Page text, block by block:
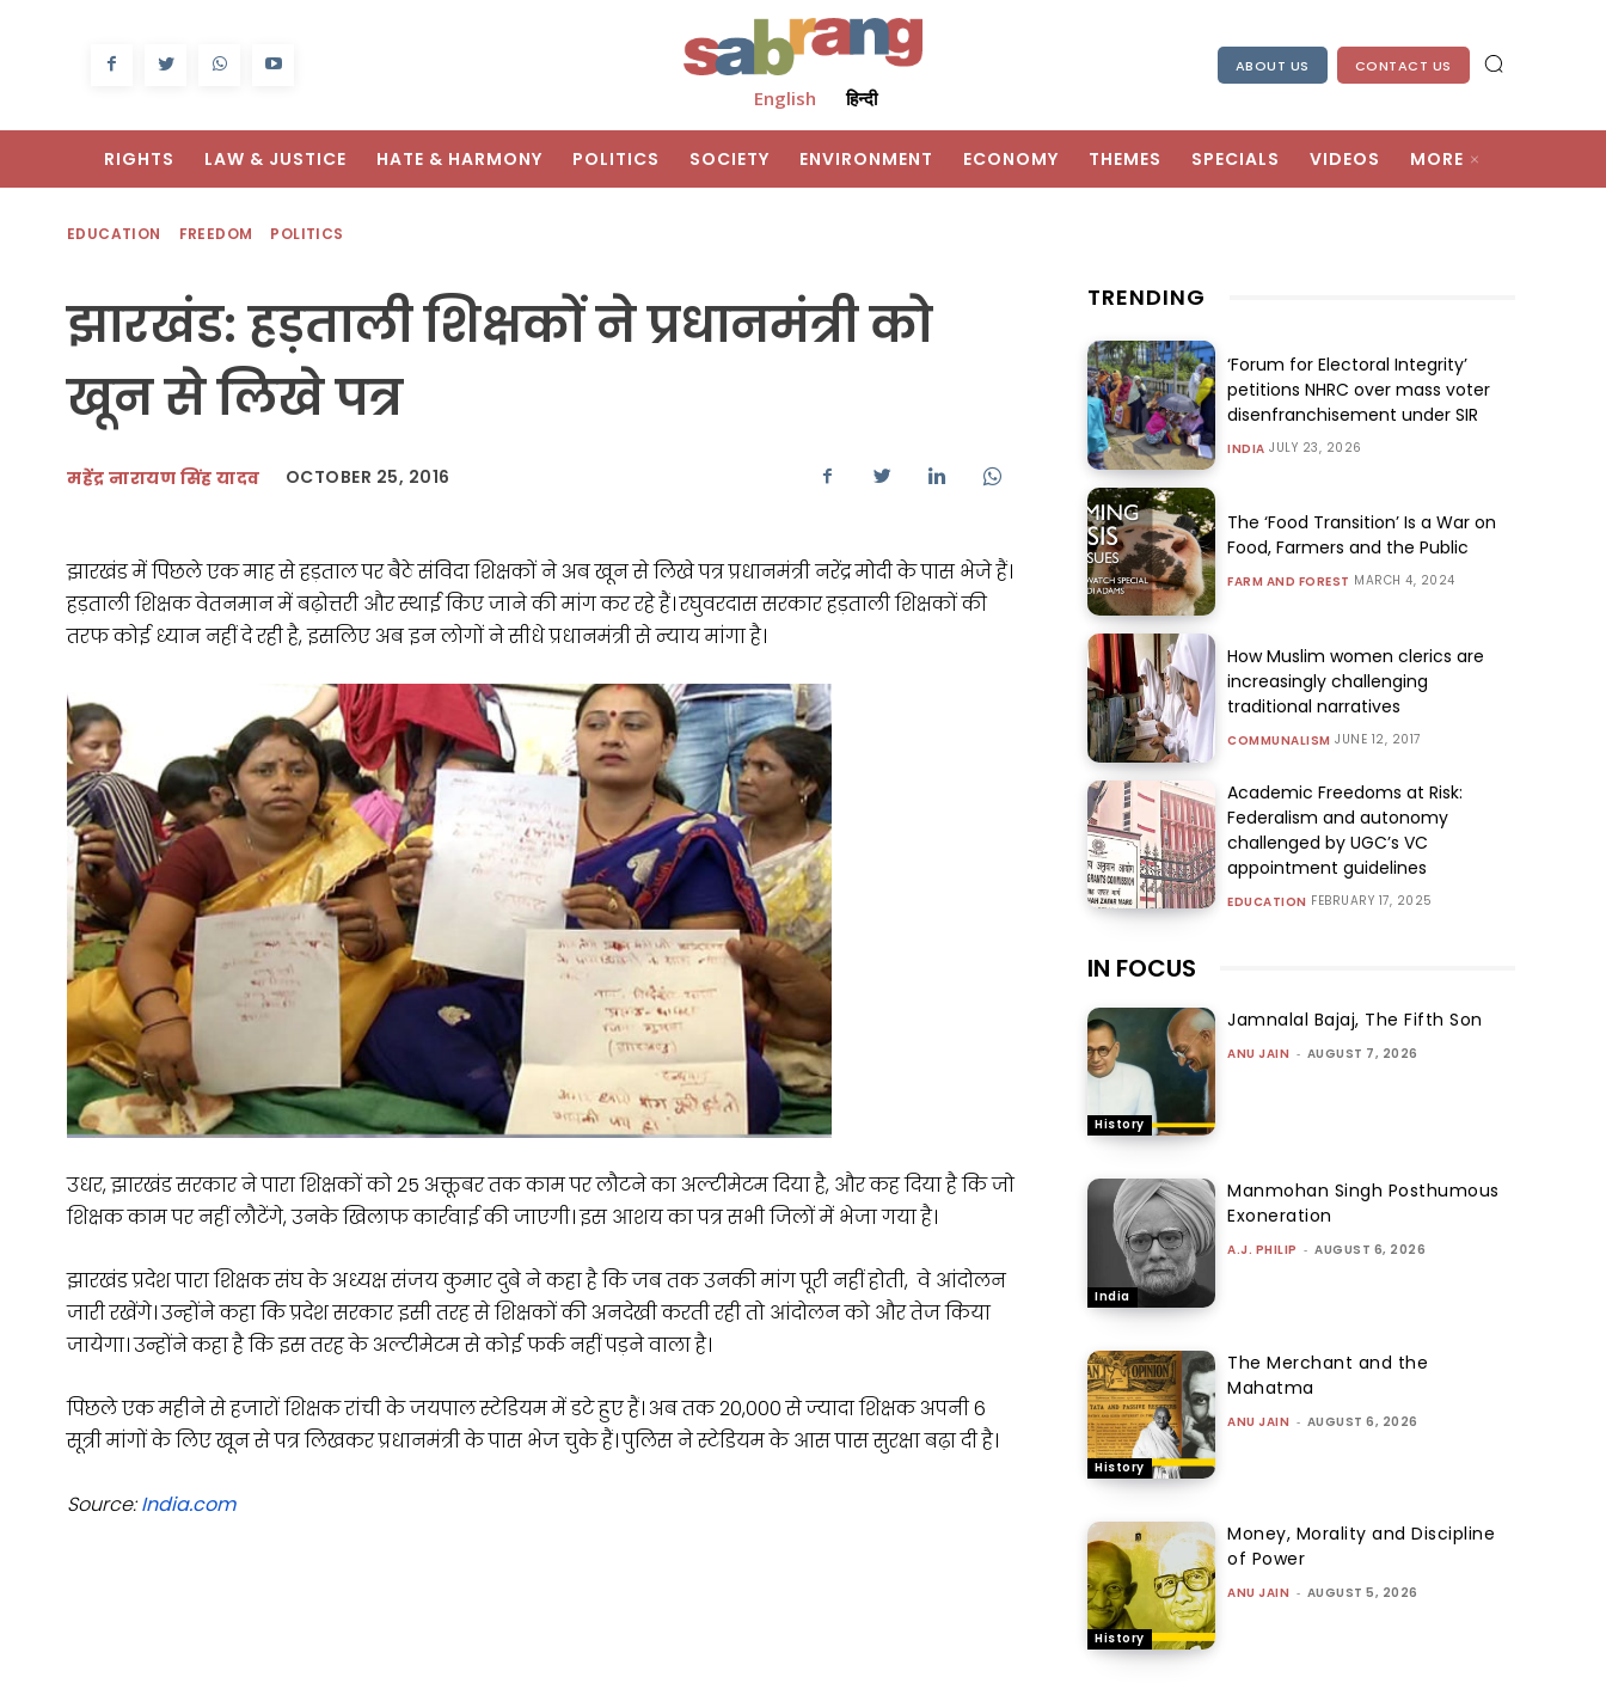
English हिन्दी
ABOUT US CONTACT US
RIGHTS LAW & JUSTICE HATE & HARMONY POLITICS SOCIETY ENVIRONMENT ECONOMY THEMES SPECIALS VIDEOS MORE
EDUCATION FREEDOM POLITICS
झारखंड: हड़ताली शिक्षकों ने प्रधानमंत्री को
खून से लिखे पत्र
महेंद्र नारायण सिंह यादव OCTOBER 25, 2016
झारखंड में पिछले एक माह से हड़ताल पर बैठे संविदा शिक्षकों ने अब खून से लिखे पत्र प्रधानमंत्री नरेंद्र मोदी के पास भेजे हैं।
हड़ताली शिक्षक वेतनमान में बढ़ोत्तरी और स्थाई किए जाने की मांग कर रहे हैं। रघुवरदास सरकार हड़ताली शिक्षकों की
तरफ कोई ध्यान नहीं दे रही है, इसलिए अब इन लोगों ने सीधे प्रधानमंत्री से न्याय मांगा है।
उधर, झारखंड सरकार ने पारा शिक्षकों को 25 अक्तूबर तक काम पर लौटने का अल्टीमेटम दिया है, और कह दिया है कि जो
शिक्षक काम पर नहीं लौटेंगे, उनके खिलाफ कार्रवाई की जाएगी। इस आशय का पत्र सभी जिलों में भेजा गया है।
झारखंड प्रदेश पारा शिक्षक संघ के अध्यक्ष संजय कुमार दुबे ने कहा है कि जब तक उनकी मांग पूरी नहीं होती, वे आंदोलन
जारी रखेंगे। उन्होंने कहा कि प्रदेश सरकार इसी तरह से शिक्षकों की अनदेखी करती रही तो आंदोलन को और तेज किया
जायेगा। उन्होंने कहा है कि इस तरह के अल्टीमेटम से कोई फर्क नहीं पड़ने वाला है।
पिछले एक महीने से हजारों शिक्षक रांची के जयपाल स्टेडियम में डटे हुए हैं। अब तक 20,000 से ज्यादा शिक्षक अपनी 6
सूत्री मांगों के लिए खून से पत्र लिखकर प्रधानमंत्री के पास भेज चुके हैं। पुलिस ने स्टेडियम के आस पास सुरक्षा बढ़ा दी है।
Source:India.com
TRENDING
‘Forum for Electoral Integrity’
petitions NHRC over mass voter
disenfranchisement under SIR
INDIA JULY 23, 2026
The ‘Food Transition’ Is a War on
Food, Farmers and the Public
FARM AND FOREST MARCH 4, 2024
How Muslim women clerics are
increasingly challenging
traditional narratives
COMMUNALISM JUNE 12, 2017
Academic Freedoms at Risk:
Federalism and autonomy
challenged by UGC’s VC
appointment guidelines
EDUCATION FEBRUARY 17, 2025
IN FOCUS
History
Jamnalal Bajaj, The Fifth Son
ANU JAIN - AUGUST 7, 2026
India
Manmohan Singh Posthumous
Exoneration
A.J. PHILIP - AUGUST 6, 2026
History
The Merchant and the
Mahatma
ANU JAIN - AUGUST 6, 2026
History
Money, Morality and Discipline
of Power
ANU JAIN - AUGUST 5, 2026